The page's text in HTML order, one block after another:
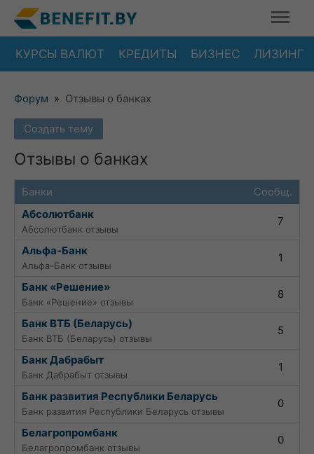
КУРСЫ ВАЛЮТ КРЕДИТЫ БИЗНЕС ЛИЗИНГ
Форум » Отзывы о банках
Создать тему
Отзывы о банках
Банки
Сообщ.
Абсолютбанк
Абсолютбанк отзывы
7
Альфа-Банк
Альфа-Банк отзывы
1
Банк «Решение»
Банк «Решение» отзывы
8
Банк ВТБ (Беларусь)
Банк ВТБ (Беларусь) отзывы
5
Банк Дабрабыт
Банк Дабрабыт отзывы
1
Банк развития Республики Беларусь
Банк развития Республики Беларусь отзывы
0
Белагропромбанк
Белагропромбанк отзывы
0